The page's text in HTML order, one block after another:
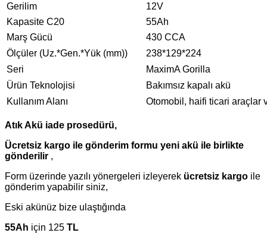
Gerilim
12V
Kapasite C20
55Ah
Marş Gücü
430 CCA
Ölçüler (Uz.*Gen.*Yük (mm))
238*129*224
Seri
MaximA Gorilla
Ürün Teknolojisi
Bakımsız kapalı akü
Kullanım Alanı
Otomobil, haifi ticari araçlar
Atık Akü iade prosedürü,
Ücretsiz kargo ile gönderim formu yeni akü ile birlikte
gönderilir ,
Form üzerinde yazılı yönergeleri izleyerek ücretsiz kargo ile
gönderim yapabilir siniz,
Eski akünüz bize ulaştığında
55Ah için 125 TL